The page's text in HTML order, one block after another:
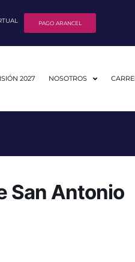
PAGO ARANCEL
2027 NOSOTROS
San Antonio